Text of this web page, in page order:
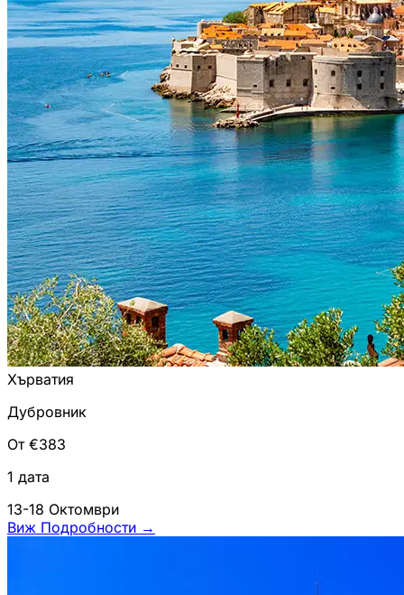
Хърватия
Дубровник
От €383
1 дата
13-18 Октомври
Виж Подробности →